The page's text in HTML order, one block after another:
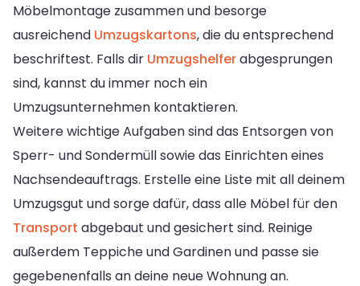
Möbelmontage zusammen und besorge
ausreichend Umzugskartons, die du entsprechend
beschriftest. Falls dir Umzugshelferabgesprungen
sind, kannst du immer noch ein
Umzugsunternehmen kontaktieren.
Weitere wichtige Aufgaben sind das Entsorgen von
Sperr- und Sondermüll sowie das Einrichten eines
Nachsendeauftrags. Erstelle eine Liste mit all deinem
Umzugsgut und sorge dafür, dass alle Möbel für den
Transport abgebaut und gesichert sind. Reinige
außerdem Teppiche und Gardinen und passe sie
gegebenenfalls an deine neue Wohnung an.